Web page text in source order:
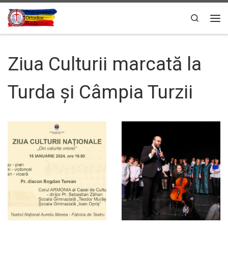
Sari la conținut
Search
Ziua Culturii marcată la
Turda și Câmpia Turzii